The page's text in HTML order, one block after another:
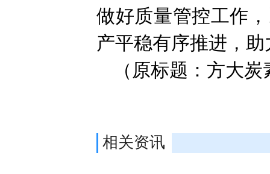
做好质量管控工作
产平稳有序推进，
（原标题：方大
相关资讯